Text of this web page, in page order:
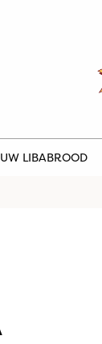
LIBABROOD